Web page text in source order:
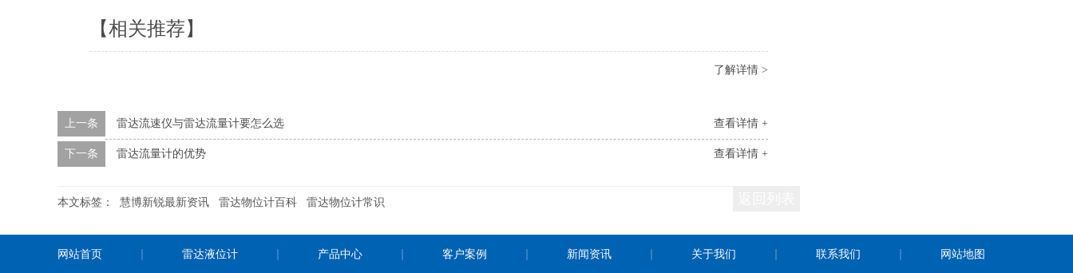
【相关推荐】
了解详情 >
查看详情 +
上一条 雷达流速仪与雷达流量计要怎么选
查看详情 +
下一条 雷达流量计的优势
本文标签： 慧博新锐最新资讯 雷达物位计百科 雷达物位计常识
网站首页 雷达液位计 产品中心 客户案例 新闻资讯 关于我们 联系我们 网站地图